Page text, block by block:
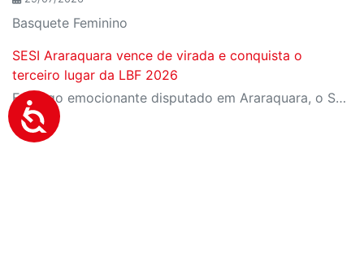
Basquete Feminino
SESI Araraquara vence de virada e conquista o
terceiro lugar da LBF 2026
Em jogo emocionante disputado em Araraquara, o SESI Araraquara Basquete superou um déficit de quase 20 pontos, contou com o apoio massivo da torcida e derrotou o Cerrado BRB por 77 a 71, conquistando o terceiro lugar da LBF Loterias Caixa 2026